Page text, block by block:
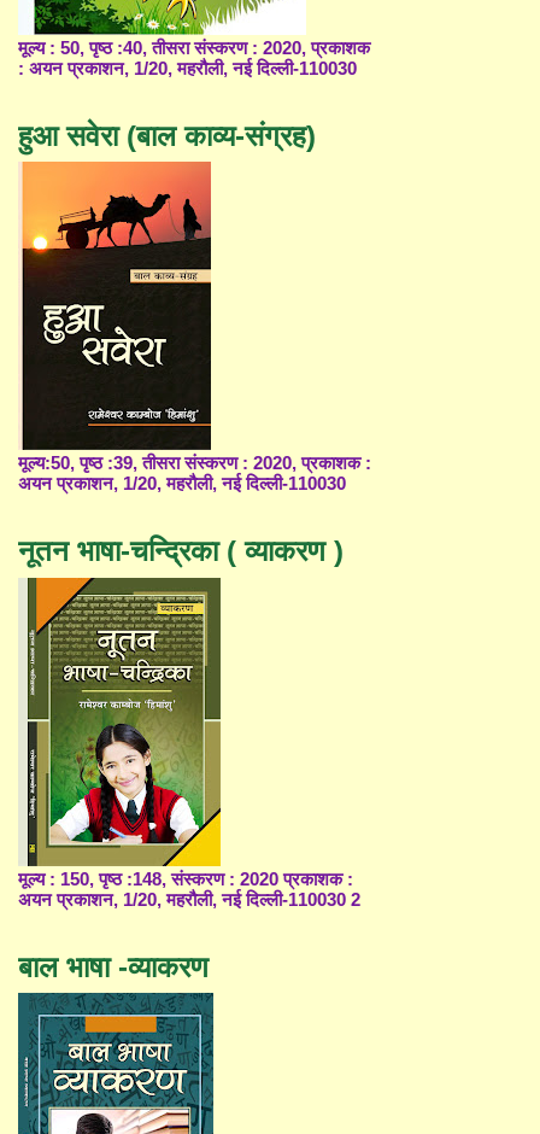
मूल्य : 50, पृष्ठ :40, तीसरा संस्करण : 2020, प्रकाशक
: अयन प्रकाशन, 1/20, महरौली, नई दिल्ली-110030
हुआ सवेरा (बाल काव्य-संग्रह)
मूल्य:50, पृष्ठ :39, तीसरा संस्करण : 2020, प्रकाशक :
अयन प्रकाशन, 1/20, महरौली, नई दिल्ली-110030
नूतन भाषा-चन्द्रिका ( व्याकरण )
मूल्य : 150, पृष्ठ :148, संस्करण : 2020 प्रकाशक :
अयन प्रकाशन, 1/20, महरौली, नई दिल्ली-110030 2
बाल भाषा -व्याकरण